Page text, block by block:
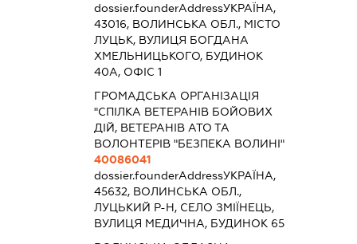
dossier.founderAddressУКРАЇНА,
43016, ВОЛИНСЬКА ОБЛ., МІСТО
ЛУЦЬК, ВУЛИЦЯ БОГДАНА
ХМЕЛЬНИЦЬКОГО, БУДИНОК
40А, ОФІС 1
ГРОМАДСЬКА ОРГАНІЗАЦІЯ
"СПІЛКА ВЕТЕРАНІВ БОЙОВИХ
ДІЙ, ВЕТЕРАНІВ АТО ТА
ВОЛОНТЕРІВ "БЕЗПЕКА ВОЛИНІ"
40086041
dossier.founderAddressУКРАЇНА,
45632, ВОЛИНСЬКА ОБЛ.,
ЛУЦЬКИЙ Р-Н, СЕЛО ЗМІЇНЕЦЬ,
ВУЛИЦЯ МЕДИЧНА, БУДИНОК 65